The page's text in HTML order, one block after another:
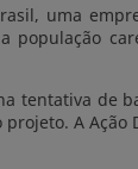
uma
população
de
A